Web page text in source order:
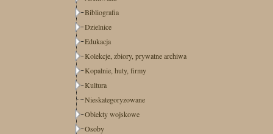
Bibliografia
Dzielnice
Edukacja
Kolekcje, zbiory, prywatne archiwa
Kopalnie, huty, firmy
Kultura
Nieskategoryzowane
Obiekty wojskowe
Osoby